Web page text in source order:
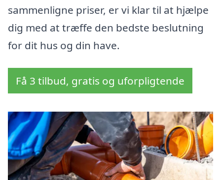
sammenligne priser, er vi klar til at hjælpe
dig med at træffe den bedste beslutning
for dit hus og din have.
Få 3 tilbud, gratis og uforpligtende